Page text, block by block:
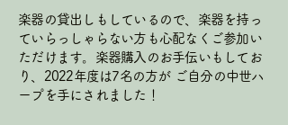
楽器の貸出しもしているので、楽器を持っ
ていらっしゃらない方も心配なくご参加い
ただけます。楽器購入のお手伝いもしてお
り、2022年度は7名の方が ご自分の中世ハ
ープを手にされました！